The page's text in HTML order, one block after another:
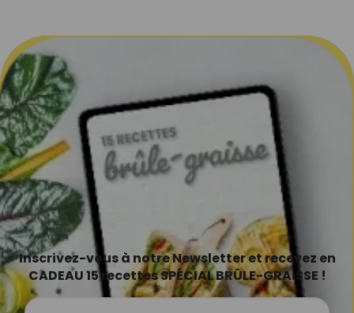
Inscrivez-vous à notre Newsletter et recevez en
CADEAU 15 recettes SPÉCIAL BRÛLE-GRAISSE !